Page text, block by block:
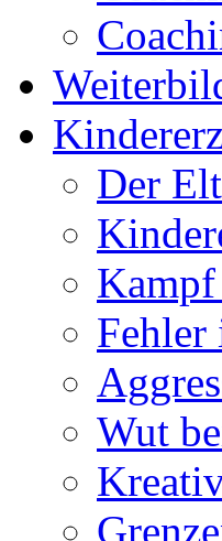
Der
Fehler
Wut